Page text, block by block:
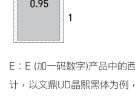
E：E (加一码数字)产品中的
计，以文鼎UD晶熙黑体为例